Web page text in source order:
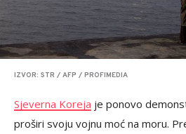
IZVOR: STR / AFP / PROFIMEDIA
Sjeverna Koreja je ponovo
proširi svoju vojnu moć na moru.